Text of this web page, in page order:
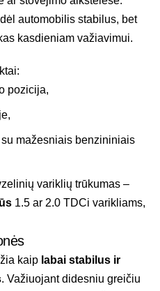
automobilis stabilus, bet
kasdieniam važiavimui.
pozicija,
mažesniais benzininiais
variklių trūkumas –
1.5 ar 2.0 TDCi varikliams,
kaip labai stabilus ir
. Važiuojant didesniu greičiu